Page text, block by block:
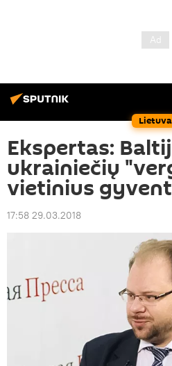
Lietuva
Ekspertas:
ukrainiečių
vietinius
17:58 29.03.2018